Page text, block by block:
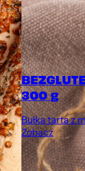
300 g
Bułka tarta z
Zobacz